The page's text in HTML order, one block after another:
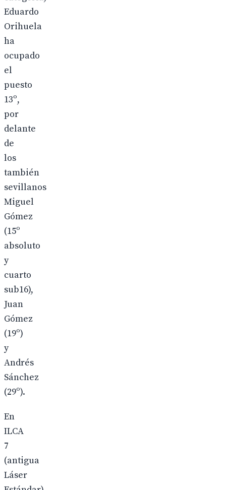
Eduardo
Orihuela
ha
ocupado
el
puesto
13º,
por
delante
de
los
también
sevillanos
Miguel
Gómez
(15º
absoluto
y
cuarto
sub16),
Juan
Gómez
(19º)
y
Andrés
Sánchez
(29º).
En
ILCA
7
(antigua
Láser